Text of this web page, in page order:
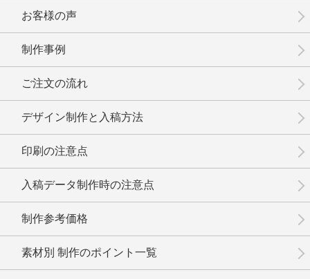
No.3-083
No.3-080
お客様の声
制作事例
ご注文の流れ
デザイン制作と入稿方法
印刷の注意点
入稿データ制作時の注意点
制作参考価格
素材別 制作のポイント一覧